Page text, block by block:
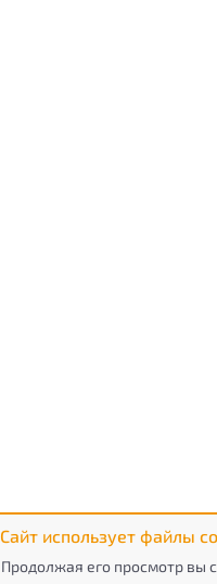
Сайт использует файлы
Продолжая его просмотр вы